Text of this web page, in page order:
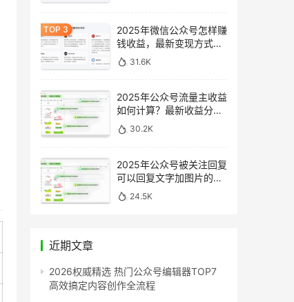
2025年微信公众号怎样赚
钱收益，最新变现方式完
整指南
31.6K
2025年公众号流量主收益
如何计算？最新收益分析
与提升方法
30.2K
2025年公众号被关注回复
可以回复文字加图片的消
息吗？最新设置指南
24.5K
近期文章
2026权威精选 热门公众号编辑器TOP7
高效搞定内容创作全流程